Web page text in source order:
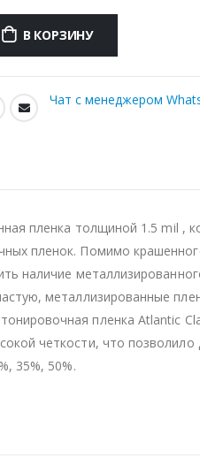
В КОРЗИНУ
Чат с менеджером
пленка толщиной 1.5 mil ,
пленок. Помимо
наличие
металлизированные
пленка Atlantic
четкости, что
35%, 50%.